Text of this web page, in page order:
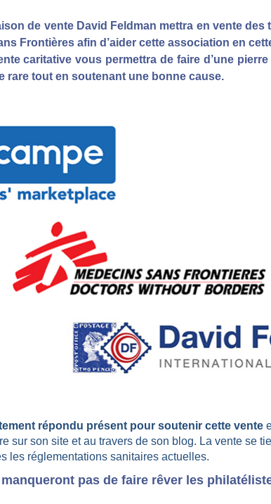
de vente David Feldman mettra en vente des
Frontières afin d’aider cette association en
caritative vous permettra de faire d’une
rare tout en soutenant une bonne cause.
répondu présent pour soutenir cette vente
sur son site et au travers de son blog. La vente se
les réglementations sanitaires actuelles.
pas de faire rêver les